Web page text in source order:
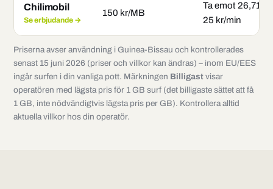
Chilimobil
Se erbjudande →
150 kr/MB
Ta emot 26,71
25 kr/min
Priserna avser användning i Guinea-Bissau och kontrollerades
senast 15 juni 2026 (priser och villkor kan ändras) – inom EU/EES
ingår surfen i din vanliga pott. Märkningen Billigast visar
operatören med lägsta pris för 1 GB surf (det billigaste sättet att få
1 GB, inte nödvändigtvis lägsta pris per GB). Kontrollera alltid
aktuella villkor hos din operatör.